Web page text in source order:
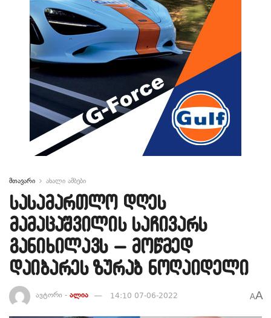
მთავარი ახალი ამბები
სასამართლო დღეს
მამაცაშვილის საჩივარს
განიხილავს – მოწმედ
დაიბარეს ზურაბ ნოღაიდელი
ავტორი - ალია 14:10 07-06-2022 AA